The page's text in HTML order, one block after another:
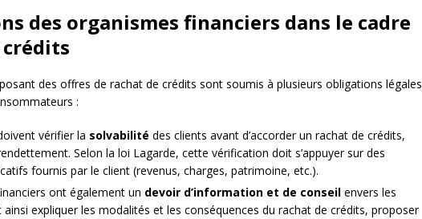
des organismes financiers dans le cadre
des offres de rachat de crédits sont soumis à plusieurs obligations légales
:
vérifier la solvabilité des clients avant d’accorder un rachat de crédits,
Selon la loi Lagarde, cette vérification doit s’appuyer sur des
fournis par le client (revenus, charges, patrimoine, etc.).
ont également un devoir d’information et de conseil envers les
ainsi expliquer les modalités et les conséquences du rachat de crédits, proposer